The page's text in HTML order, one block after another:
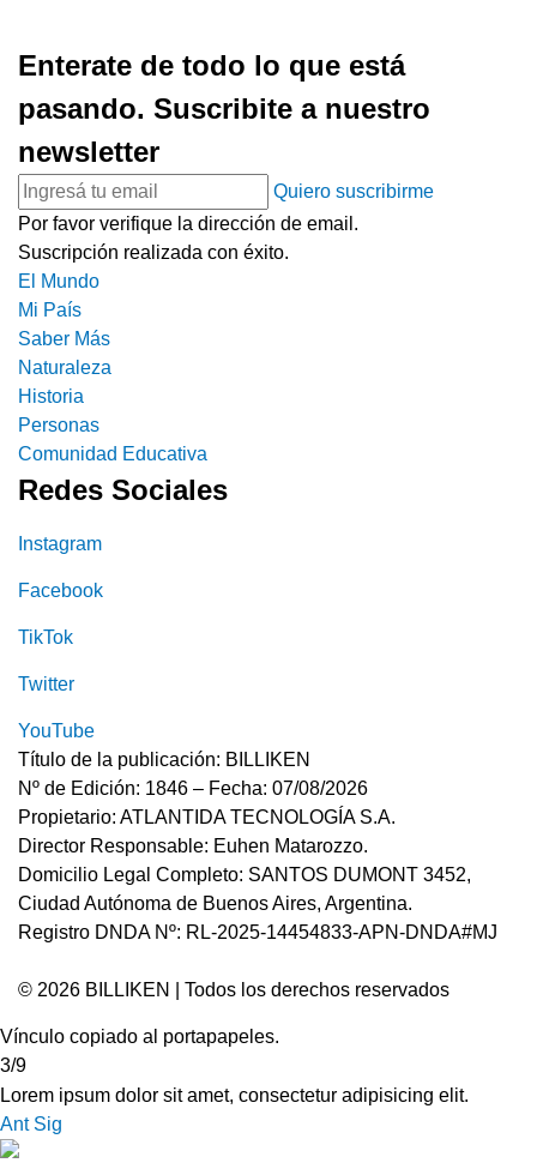
Enterate de todo lo que está
pasando. Suscribite a nuestro
newsletter
Quiero suscribirme
Por favor verifique la dirección de email.
Suscripción realizada con éxito.
El Mundo
Mi País
Saber Más
Naturaleza
Historia
Personas
Comunidad Educativa
Redes Sociales
Instagram
Facebook
TikTok
Twitter
YouTube
Título de la publicación: BILLIKEN
Nº de Edición: 1846 – Fecha: 07/08/2026
Propietario: ATLANTIDA TECNOLOGÍA S.A.
Director Responsable: Euhen Matarozzo.
Domicilio Legal Completo: SANTOS DUMONT 3452,
Ciudad Autónoma de Buenos Aires, Argentina.
Registro DNDA Nº: RL-2025-14454833-APN-DNDA#MJ
© 2026 BILLIKEN | Todos los derechos reservados
Vínculo copiado al portapapeles.
3/9
Lorem ipsum dolor sit amet, consectetur adipisicing elit.
Ant Sig